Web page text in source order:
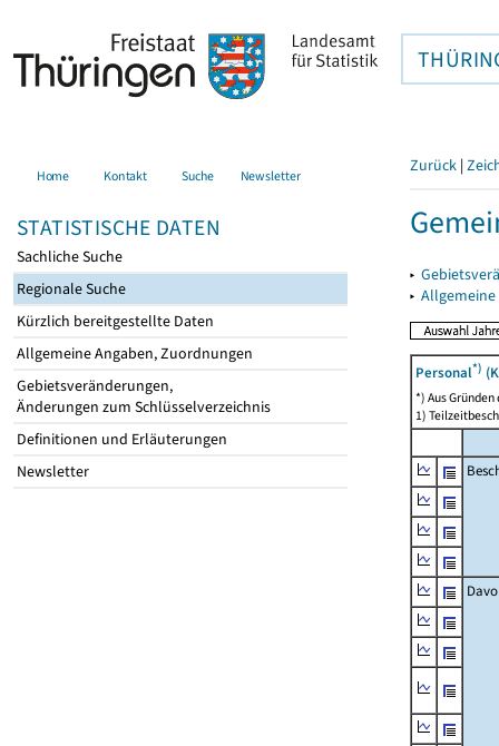
Home Kontakt Suche Newsletter
STATISTISCHE DATEN
Sachliche Suche
Regionale Suche
Kürzlich bereitgestellte Daten
Allgemeine Angaben, Zuordnungen
Gebietsveränderungen,
Änderungen zum Schlüsselverzeichnis
Definitionen und Erläuterungen
Newsletter
Zurück |
▸
▸
Personal*)
*) Aus
1)